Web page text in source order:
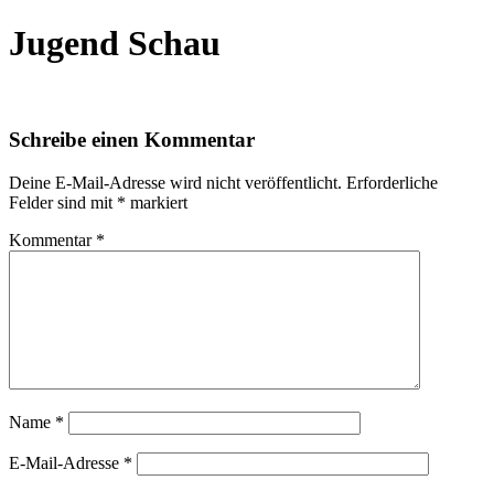
Jugend Schau
Schreibe einen Kommentar
Deine E-Mail-Adresse wird nicht veröffentlicht. Erforderliche
Felder sind mit * markiert
Kommentar *
Name *
E-Mail-Adresse *